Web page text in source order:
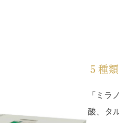
５種
「ミラ
酸、タ